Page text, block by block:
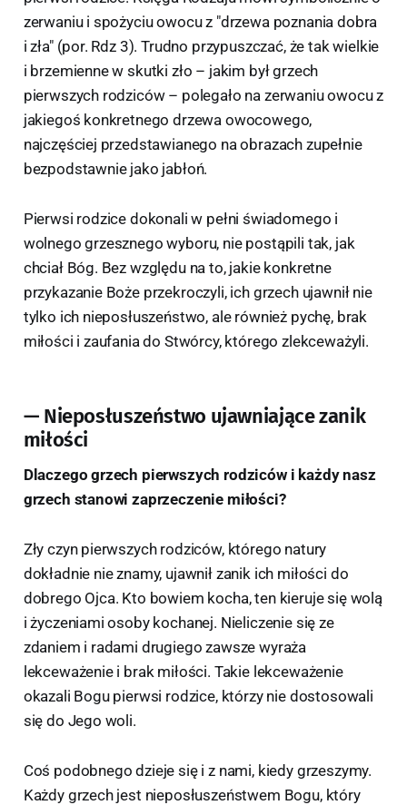
zerwaniu i spożyciu owocu z "drzewa poznania dobra
i zła" (por. Rdz 3). Trudno przypuszczać, że tak wielkie
i brzemienne w skutki zło – jakim był grzech
pierwszych rodziców – polegało na zerwaniu owocu z
jakiegoś konkretnego drzewa owocowego,
najczęściej przedstawianego na obrazach zupełnie
bezpodstawnie jako jabłoń.
Pierwsi rodzice dokonali w pełni świadomego i
wolnego grzesznego wyboru, nie postąpili tak, jak
chciał Bóg. Bez względu na to, jakie konkretne
przykazanie Boże przekroczyli, ich grzech ujawnił nie
tylko ich nieposłuszeństwo, ale również pychę, brak
miłości i zaufania do Stwórcy, którego zlekceważyli.
— Nieposłuszeństwo ujawniające zanik
miłości
Dlaczego grzech pierwszych rodziców i każdy nasz
grzech stanowi zaprzeczenie miłości?
Zły czyn pierwszych rodziców, którego natury
dokładnie nie znamy, ujawnił zanik ich miłości do
dobrego Ojca. Kto bowiem kocha, ten kieruje się wolą
i życzeniami osoby kochanej. Nieliczenie się ze
zdaniem i radami drugiego zawsze wyraża
lekceważenie i brak miłości. Takie lekceważenie
okazali Bogu pierwsi rodzice, którzy nie dostosowali
się do Jego woli.
Coś podobnego dzieje się i z nami, kiedy grzeszymy.
Każdy grzech jest nieposłuszeństwem Bogu, który